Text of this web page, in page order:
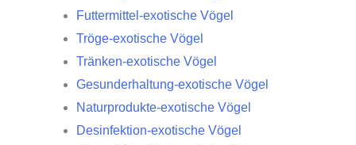
Futtermittel-exotische Vögel
Tröge-exotische Vögel
Tränken-exotische Vögel
Gesunderhaltung-exotische Vögel
Naturprodukte-exotische Vögel
Desinfektion-exotische Vögel